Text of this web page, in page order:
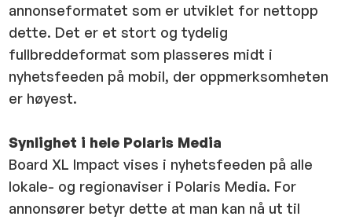
annonseformatet som er utviklet for nettopp
dette. Det er et stort og tydelig
fullbreddeformat som plasseres midt i
nyhetsfeeden på mobil, der oppmerksomheten
er høyest.
Synlighet i hele Polaris Media
Board XL Impact vises i nyhetsfeeden på alle
lokale- og regionaviser i Polaris Media. For
annonsører betyr dette at man kan nå ut til